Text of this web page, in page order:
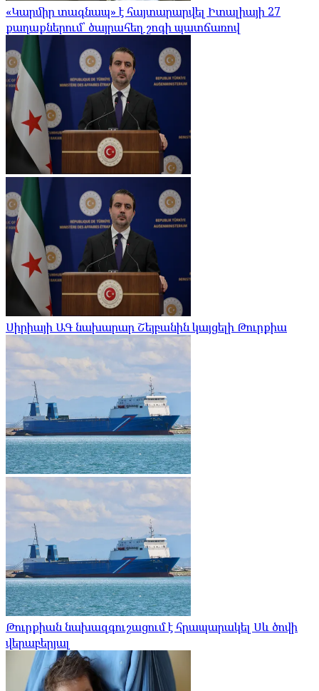
«Կարմիր տագնապ» է հայտարարվել Իտալիայի 27
քաղաքներում՝ ծայրահեղ շոգի պատճառով
Սիրիայի ԱԳ նախարար Շեյբանին կայցելի Թուրքիա
Թուրքիան նախազգուշացում է հրապարակել Սև ծովի
վերաբերյալ